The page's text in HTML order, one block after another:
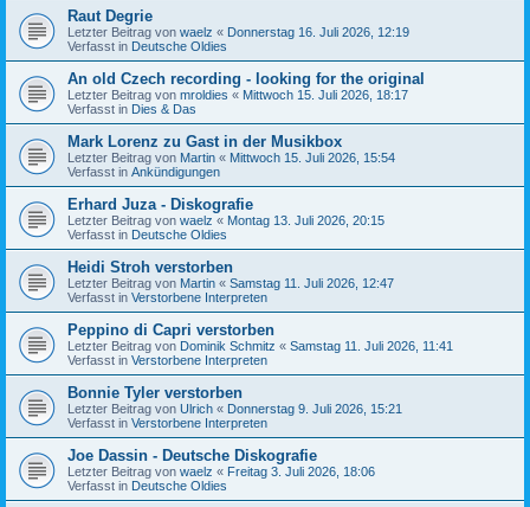
Raut Degrie
Letzter Beitrag von waelz « Donnerstag 16. Juli 2026, 12:19
Verfasst in Deutsche Oldies
An old Czech recording - looking for the original
Letzter Beitrag von mroldies « Mittwoch 15. Juli 2026, 18:17
Verfasst in Dies & Das
Mark Lorenz zu Gast in der Musikbox
Letzter Beitrag von Martin « Mittwoch 15. Juli 2026, 15:54
Verfasst in Ankündigungen
Erhard Juza - Diskografie
Letzter Beitrag von waelz « Montag 13. Juli 2026, 20:15
Verfasst in Deutsche Oldies
Heidi Stroh verstorben
Letzter Beitrag von Martin « Samstag 11. Juli 2026, 12:47
Verfasst in Verstorbene Interpreten
Peppino di Capri verstorben
Letzter Beitrag von Dominik Schmitz « Samstag 11. Juli 2026, 11:41
Verfasst in Verstorbene Interpreten
Bonnie Tyler verstorben
Letzter Beitrag von Ulrich « Donnerstag 9. Juli 2026, 15:21
Verfasst in Verstorbene Interpreten
Joe Dassin - Deutsche Diskografie
Letzter Beitrag von waelz « Freitag 3. Juli 2026, 18:06
Verfasst in Deutsche Oldies